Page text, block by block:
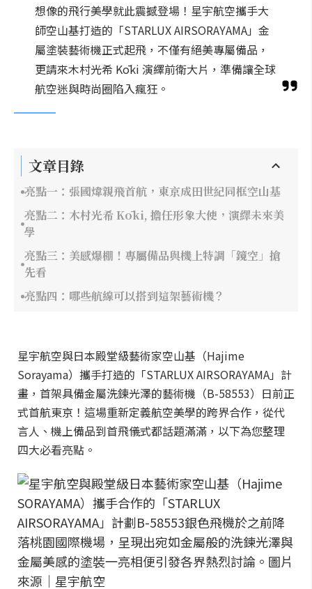
想像的飛行美學就此震撼登場！星宇航空攜手大
師空山基打造的「STARLUX AIRSORAYAMA」金
屬塗裝藝術機正式起飛，不僅有絕美專屬備品，
更請來木村光希 Kōki 演繹前衛大片，準備讓全球
航空迷與時尚圈陷入瘋狂。
文章目錄
亮點一：張國煒親飛首航，東京成田世紀同框空山基
亮點二：木村光希 Kōki, 擔任形象大使，演繹未來美
學
亮點三：美感爆棚！專屬備品與機上特調「鏡空」搶
先看
亮點四：哪些航線可以搭到這架藝術機？
星宇航空與日本殿堂級藝術家空山基（Hajime
Sorayama）攜手打造的「STARLUX AIRSORAYAMA」計
畫，首架具備金屬洗鍊光澤的藝術機（B-58553）日前正
式首航東京！這場重新定義航空美學的跨界合作，從代
言人、機上備品到首飛儀式都話題滿滿，以下為您整理
四大必看亮點。